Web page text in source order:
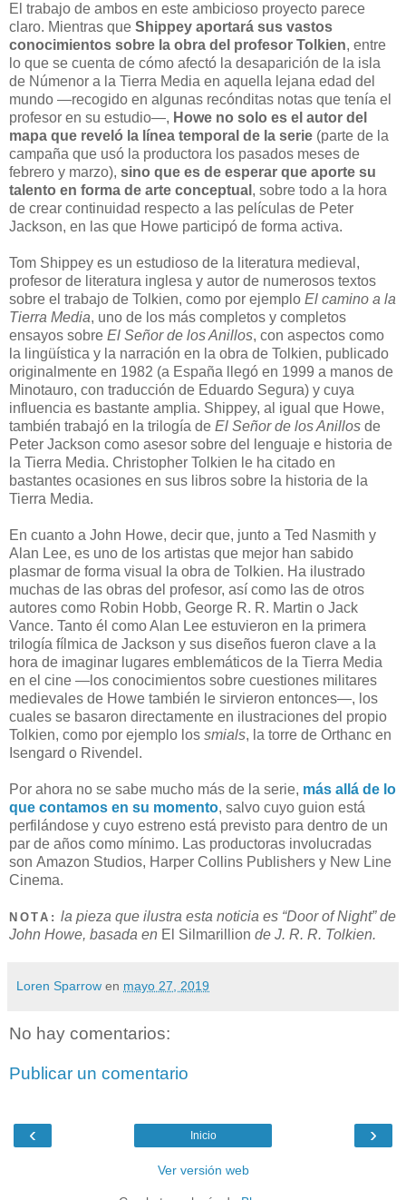
El trabajo de ambos en este ambicioso proyecto parece
claro. Mientras que Shippey aportará sus vastos
conocimientos sobre la obra del profesor Tolkien, entre
lo que se cuenta de cómo afectó la desaparición de la isla
de Númenor a la Tierra Media en aquella lejana edad del
mundo —recogido en algunas recónditas notas que tenía el
profesor en su estudio—, Howe no solo es el autor del
mapa que reveló la línea temporal de la serie (parte de la
campaña que usó la productora los pasados meses de
febrero y marzo), sino que es de esperar que aporte su
talento en forma de arte conceptual , sobre todo a la hora
de crear continuidad respecto a las películas de Peter
Jackson, en las que Howe participó de forma activa.
Tom Shippey es un estudioso de la literatura medieval,
profesor de literatura inglesa y autor de numerosos textos
sobre el trabajo de Tolkien, como por ejemplo El camino a la
Tierra Media, uno de los más completos y completos
ensayos sobre El Señor de los Anillos, con aspectos como
la lingüística y la narración en la obra de Tolkien, publicado
originalmente en 1982 (a España llegó en 1999 a manos de
Minotauro, con traducción de Eduardo Segura) y cuya
influencia es bastante amplia. Shippey, al igual que Howe,
también trabajó en la trilogía de El Señor de los Anillos de
Peter Jackson como asesor sobre del lenguaje e historia de
la Tierra Media. Christopher Tolkien le ha citado en
bastantes ocasiones en sus libros sobre la historia de la
Tierra Media.
En cuanto a John Howe, decir que, junto a Ted Nasmith y
Alan Lee, es uno de los artistas que mejor han sabido
plasmar de forma visual la obra de Tolkien. Ha ilustrado
muchas de las obras del profesor, así como las de otros
autores como Robin Hobb, George R. R. Martin o Jack
Vance. Tanto él como Alan Lee estuvieron en la primera
trilogía fílmica de Jackson y sus diseños fueron clave a la
hora de imaginar lugares emblemáticos de la Tierra Media
en el cine —los conocimientos sobre cuestiones militares
medievales de Howe también le sirvieron entonces—, los
cuales se basaron directamente en ilustraciones del propio
Tolkien, como por ejemplo los smials, la torre de Orthanc en
Isengard o Rivendel.
Por ahora no se sabe mucho más de la serie, más allá de lo
que contamos en su momento, salvo cuyo guion está
perfilándose y cuyo estreno está previsto para dentro de un
par de años como mínimo. Las productoras involucradas
son Amazon Studios, Harper Collins Publishers y New Line
Cinema.
NOTA: la pieza que ilustra esta noticia es “Door of Night” de
John Howe, basada en El Silmarillion de J. R. R. Tolkien.
Loren Sparrow en mayo 27, 2019
No hay comentarios:
Publicar un comentario
‹ ›
Inicio
Ver versión web